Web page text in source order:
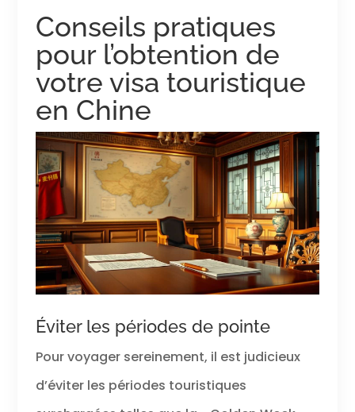
Conseils pratiques
pour l’obtention de
votre visa touristique
en Chine
Éviter les périodes de pointe
Pour voyager sereinement, il est judicieux
d’éviter les périodes touristiques